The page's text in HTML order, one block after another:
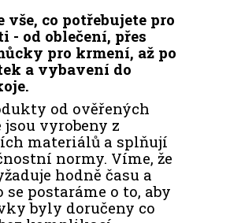
vše, co potřebujete pro
- od oblečení, přes
pro krmení, až po
a vybavení do
od ověřených
vyrobeny z
materiálů a splňují
normy. Víme, že
hodně času a
se postaráme o to, aby
byly doručeny co